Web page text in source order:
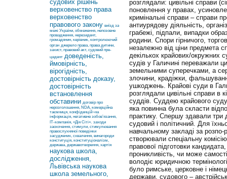
судових рішень
верховенство права
верховенство
правового закону виїзд за
межі України, обмеження, непозовне
провадження, нерезидент,
громадянин, керівник, контролюючий
орган джерело права, права дитини,
захист, правовий акт, судовий пре-
цедент доведеність,
ймовірність,
вірогідність,
достовірність доказу,
достовірність
встановлення
обставини договір про
нерозголошення, NDA, комерційна
таємниця, конфіденцій¬на
інформація, негативне зобов’язання,
ІТ-компанія, «Дія Сіті». заходи
заохочення, стимули, стимулювання
правослухняної поведінки
засуджених, схвалення, винагороди
конституція, конституціоналізм,
держава, державотворення, хартія
наукова школа,
дослідження,
Львівська наукова
школа земельного,
розглядали: цивільні справи
поновлення у правах,
кримінальні справи – справи
антиурядову діяльність,
грабежі, підпали, випадки
родини. Спори гірничого,
незалежно від ціни предмета
декількох крайових/окружних
судів у Галичині переважали
земельними суперечками, а
злочини, крадіжки,
ушкоджень. Крайові суди в
розглядали цивільні справи в
суддів. Суддею крайового
яка повинна була скласти
практику. Спершу здавали три
судовий і політичний. Для
навчальному закладі за розпо-
створювали спеціальну
правової підготовки
проникливість, чи може
володіє юридичною
було римське, церковне і
держави, судового –